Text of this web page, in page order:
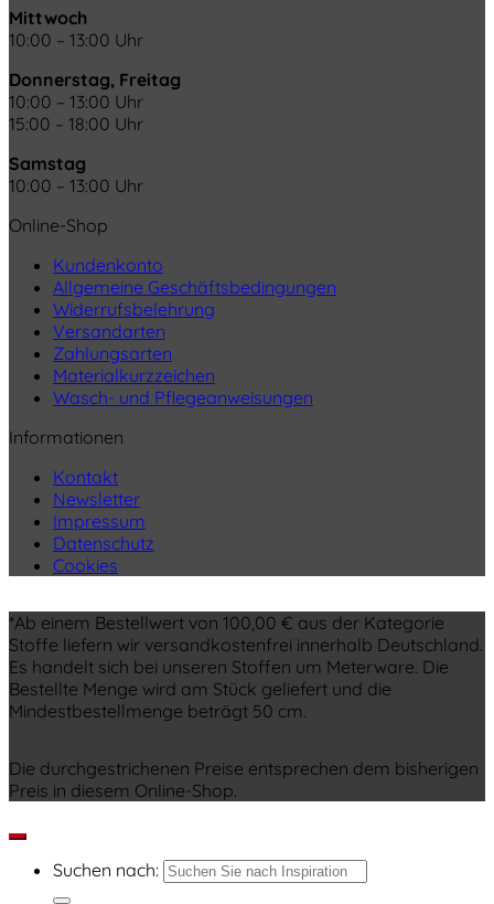
Mittwoch
10:00 – 13:00 Uhr
Donnerstag, Freitag
10:00 – 13:00 Uhr
15:00 – 18:00 Uhr
Samstag
10:00 – 13:00 Uhr
Online-Shop
Kundenkonto
Allgemeine Geschäftsbedingungen
Widerrufsbelehrung
Versandarten
Zahlungsarten
Materialkurzzeichen
Wasch- und Pflegeanweisungen
Informationen
Kontakt
Newsletter
Impressum
Datenschutz
Cookies
*Ab einem Bestellwert von 100,00 € aus der Kategorie
Stoffe liefern wir versandkostenfrei innerhalb Deutschland.
Es handelt sich bei unseren Stoffen um Meterware. Die
Bestellte Menge wird am Stück geliefert und die
Mindestbestellmenge beträgt 50 cm.
Die durchgestrichenen Preise entsprechen dem bisherigen
Preis in diesem Online-Shop.
Suchen nach: